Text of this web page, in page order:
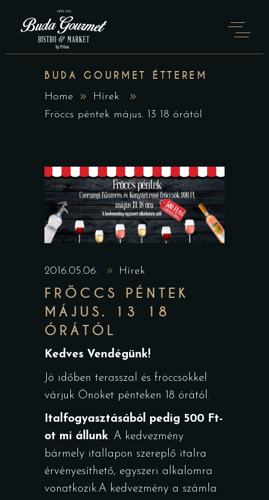
BUDA GOURMET ÉTTEREM
Home
Hírek
Fröccs péntek május. 13 18 órától
2016.05.06. Hírek
FRÖCCS PÉNTEK
MÁJUS. 13 18
ÓRÁTÓL
Kedves Vendégünk!
Jó időben terasszal és fröccsökkel
várjuk Önöket pénteken 18 órától.
Italfogyasztásából pedig 500 Ft-
ot mi állunk. A kedvezmény
bármely itallapon szereplő italra
érvényesíthető, egyszeri alkalomra
vonatkozik.A kedvezmény a számla